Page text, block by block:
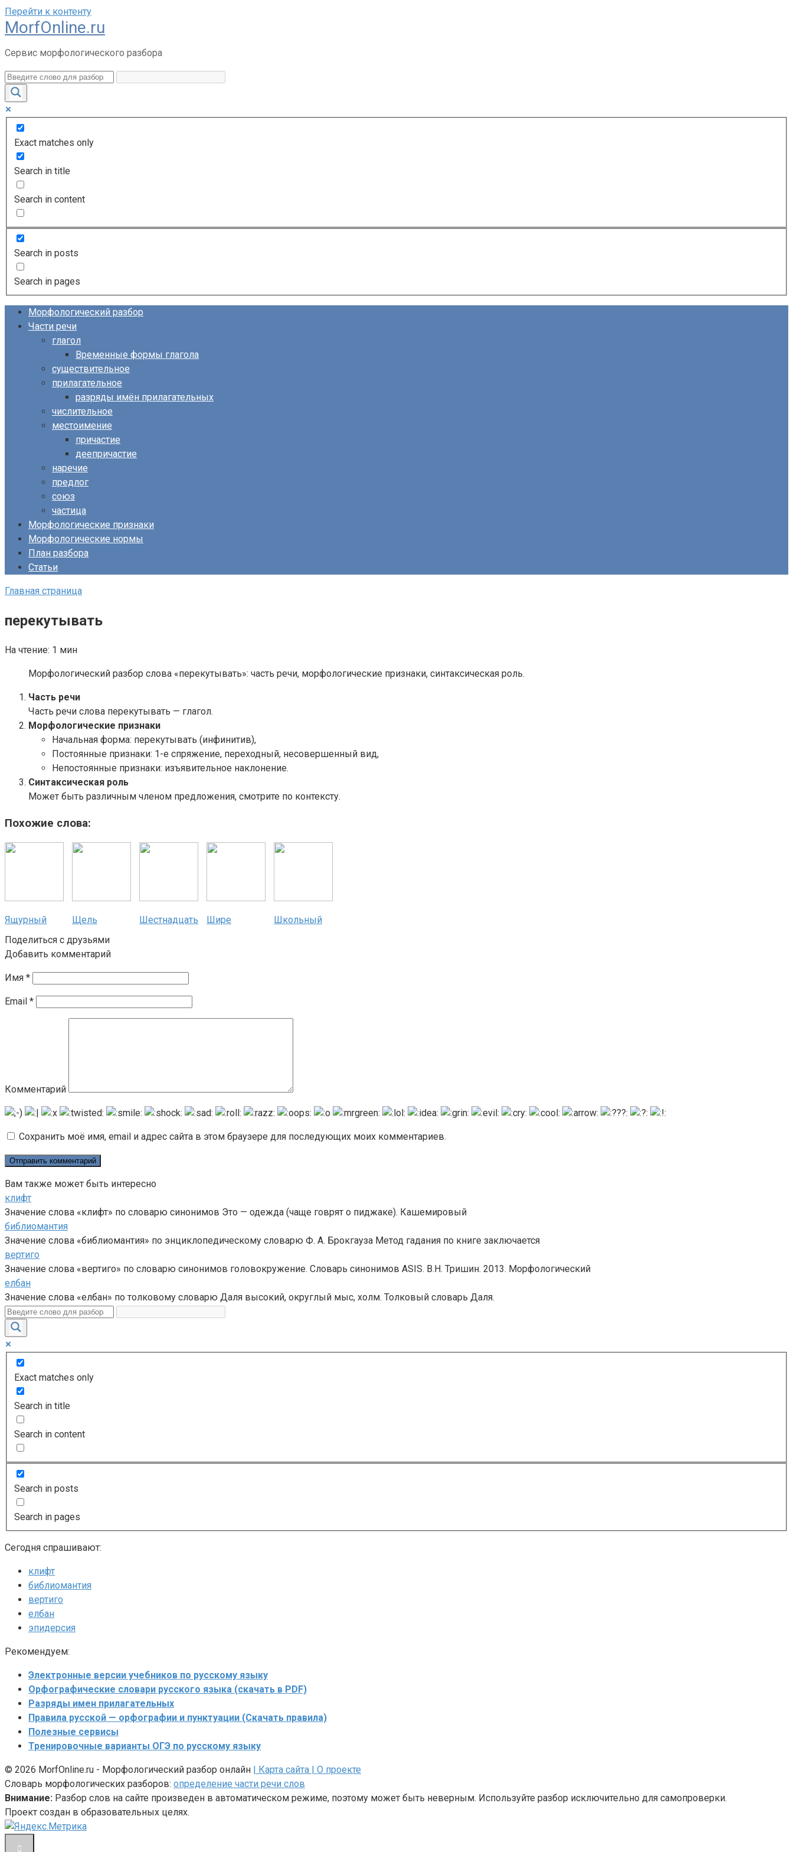
Перейти к контенту
MorfOnline.ru
Сервис морфологического разбора
Exact matches only
Search in title
Search in content
Search in posts
Search in pages
Морфологический разбор
Части речи
глагол
Временные формы глагола
существительное
прилагательное
разряды имён прилагательных
числительное
местоимение
причастие
деепричастие
наречие
предлог
союз
частица
Морфологические признаки
Морфологические нормы
План разбора
Статьи
Главная страница
перекутывать
На чтение: 1 мин
Морфологический разбор слова «перекутывать»: часть речи, морфологические признаки, синтаксическая роль.
Часть речи
Часть речи слова перекутывать — глагол.
Морфологические признаки
Начальная форма: перекутывать (инфинитив),
Постоянные признаки: 1-е спряжение, переходный, несовершенный вид,
Непостоянные признаки: изъявительное наклонение.
Синтаксическая роль
Может быть различным членом предложения, смотрите по контексту.
Похожие слова:
Ящурный Щель Шестнадцать Шире
Школьный
Поделиться с друзьями
Добавить комментарий
Имя *
Email *
Комментарий
Сохранить моё имя, email и адрес сайта в этом браузере для последующих моих комментариев.
Вам также может быть интересно
клифт
Значение слова «клифт» по словарю синонимов Это — одежда (чаще говрят о пиджаке). Кашемировый
библиомантия
Значение слова «библиомантия» по энциклопедическому словарю Ф. А. Брокгауза Метод гадания по книге заключается
вертиго
Значение слова «вертиго» по словарю синонимов головокружение. Словарь синонимов ASIS. В.Н. Тришин. 2013. Морфологический
елбан
Значение слова «елбан» по толковому словарю Даля высокий, округлый мыс, холм. Толковый словарь Даля.
Exact matches only
Search in title
Search in content
Search in posts
Search in pages
Сегодня спрашивают:
клифт
библиомантия
вертиго
елбан
эпидерсия
Рекомендуем:
Электронные версии учебников по русскому языку
Орфографические словари русского языка (скачать в PDF)
Разряды имен прилагательных
Правила русской — орфографии и пунктуации (Скачать правила)
Полезные сервисы
Тренировочные варианты ОГЭ по русскому языку
© 2026 MorfOnline.ru - Морфологический разбор онлайн | Карта сайта | О проекте
Словарь морфологических разборов: определение части речи слов
Внимание: Разбор слов на сайте произведен в автоматическом режиме, поэтому может быть неверным. Используйте разбор исключительно для самопроверки.
Проект создан в образовательных целях.